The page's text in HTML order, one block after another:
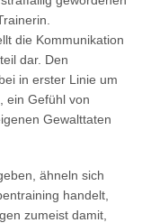
die Kommunikation
dar. Den
in erster Linie um
ein Gefühl von
Gewalttaten
ähneln sich
handelt,
zumeist damit,